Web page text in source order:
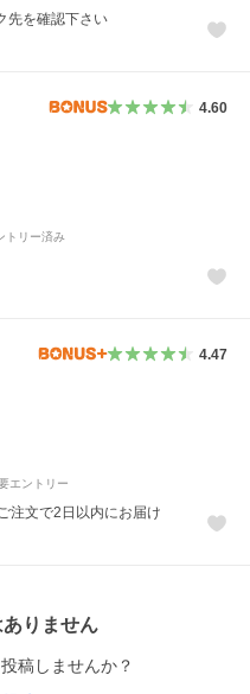
先を確認下さい
4.60
トリー済み
4.47
エントリー
注文で2日以内にお届け
りません
稿しませんか？